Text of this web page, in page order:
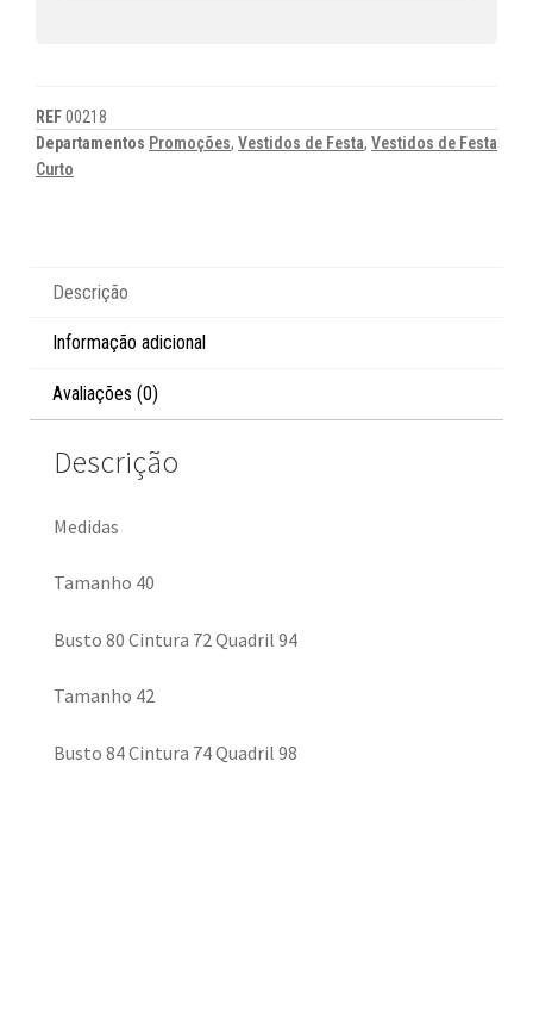
REF00218
Departamentos Promoções, Vestidos de Festa, Vestidos de Festa
Curto
Descrição
Informação adicional
Avaliações (0)
Descrição
Medidas
Tamanho 40
Busto 80 Cintura 72 Quadril 94
Tamanho 42
Busto 84 Cintura 74 Quadril 98